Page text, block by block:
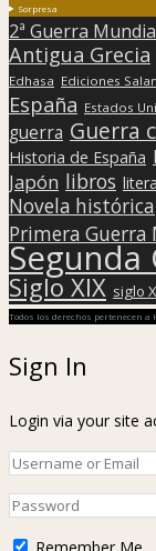
Sorpresa
2ª Guerra
Antigua Grecia
Edhasa Ediciones
España Estados
guerra Guerra
Historia de España
Japón libros
Novela histórica
Primera Guerra
Segunda
Siglo XIX siglo
Todos los derechos pertenecen
Sign In
Login via your site
Remember Me